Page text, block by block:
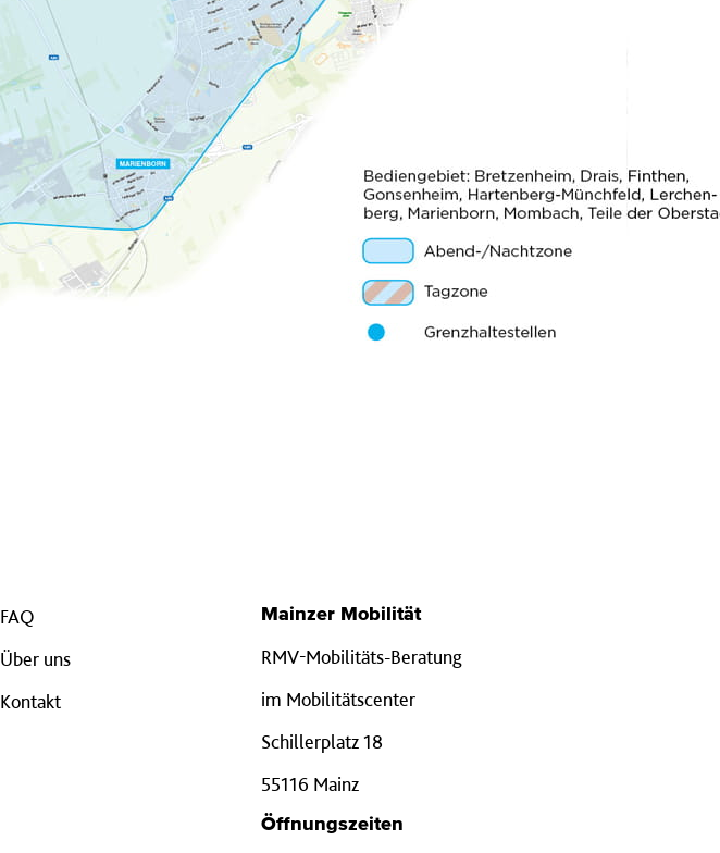
FAQ
Über uns
Kontakt
Mainzer Mobilität
RMV-Mobilitäts-Beratung
im Mobilitätscenter
Schillerplatz 18
55116 Mainz
Öffnungszeiten